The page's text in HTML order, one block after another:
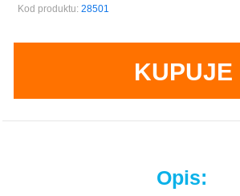
KUPUJE
Kod produktu: 28501
Opis: